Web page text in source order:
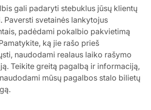
gali padaryti stebuklus jūsų klientų
Paversti svetainės lankytojus
padėdami pokalbio pakvietimą
ką jie rašo prieš
naudodami realaus laiko rašymo
Teikite greitą pagalbą ir informaciją,
mūsų pagalbos stalo bilietų